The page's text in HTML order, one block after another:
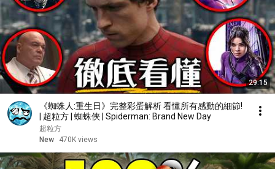
29:15
《蜘蛛人:重生日》完整彩蛋解析 看懂所有感動的細節!
| 超粒方 | 蜘蛛俠 | Spiderman: Brand New Day
超粒方
New
470K views